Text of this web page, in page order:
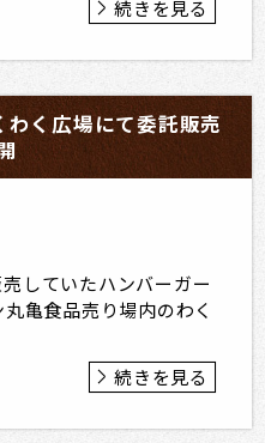
続きを見る
く広場にて委託販売
していたハンバーガー
亀食品売り場内のわく
続きを見る